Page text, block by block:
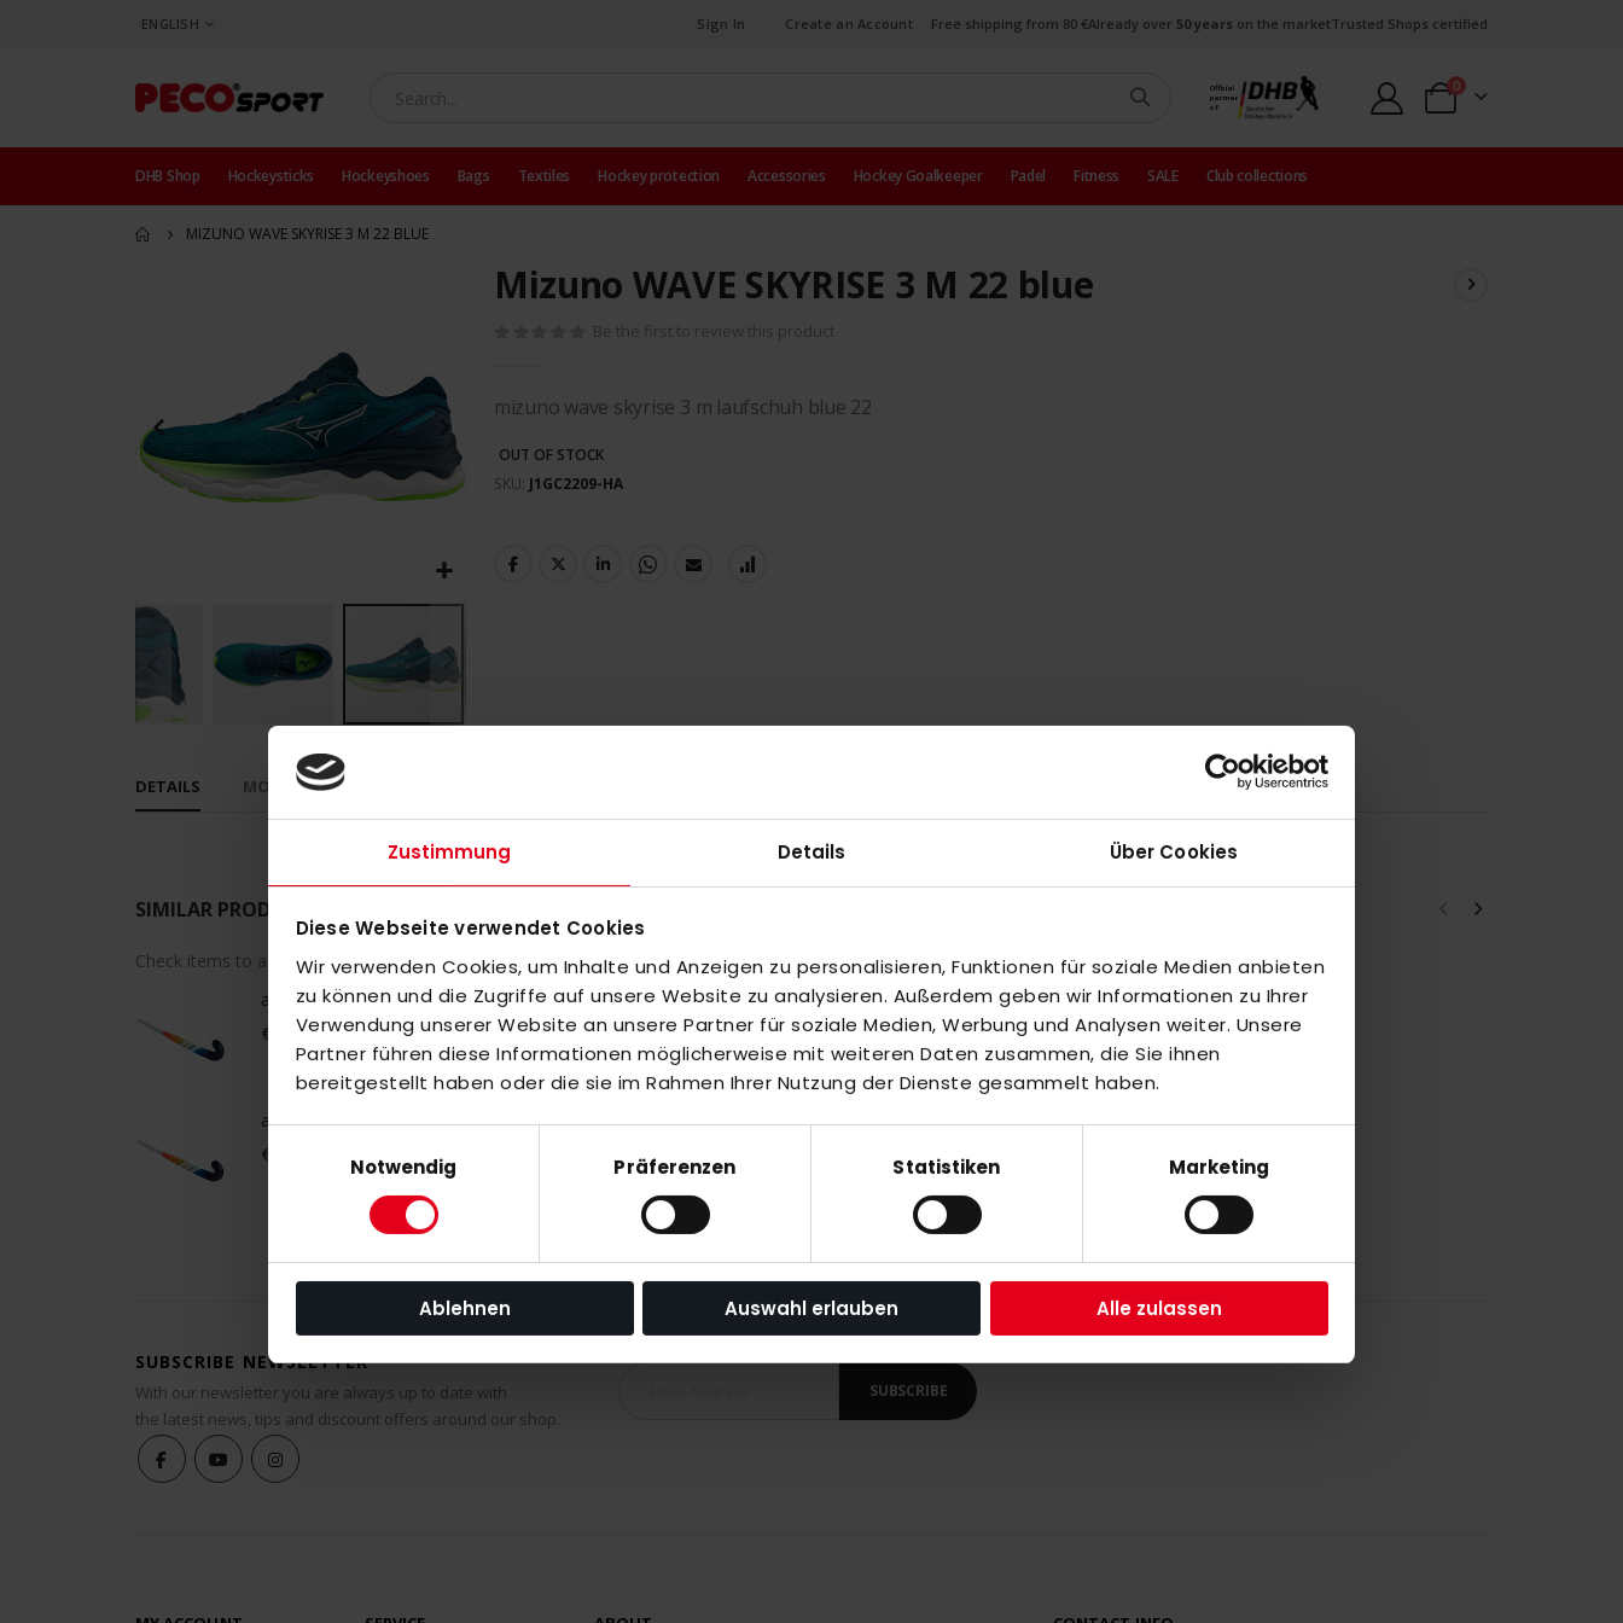
Zustimmung Details Über Cookies
Diese Webseite verwendet Cookies
Wir verwenden Cookies, um Inhalte und Anzeigen zu personalisieren, Funktionen für soziale Medien anbieten
zu können und die Zugriffe auf unsere Website zu analysieren. Außerdem geben wir Informationen zu Ihrer
Verwendung unserer Website an unsere Partner für soziale Medien, Werbung und Analysen weiter. Unsere
Partner führen diese Informationen möglicherweise mit weiteren Daten zusammen, die Sie ihnen
bereitgestellt haben oder die sie im Rahmen Ihrer Nutzung der Dienste gesammelt haben.
Notwendig
Präferenzen Statistiken Marketing
Ablehnen Auswahl erlauben Alle zulassen
LANGUAGE
ENGLISH Sign In Create an Account Free shipping from 80 €Already over 50 years on the marketTrusted Shops certified
Official
partner
of
Cart
0items
DHB Shop Hockeysticks Hockeyshoes Bags Textiles Hockey protection Accessories Hockey Goalkeeper Padel Fitness SALE Club collections
MIZUNO WAVE SKYRISE 3 M 22 BLUE
the
images
gallery
the
images
Mizuno WAVE SKYRISE 3 M 22 blue
Be the first to review this product
mizuno wave skyrise 3 m laufschuh blue 22
OUT OF STOCK
SKU J1GC2209-HA
DETAILS MORE INFORMATION
SIMILAR PRODUCTS
Check items to add to the cart orselect all
adidas Estro .20 LE 26/27 WorldCup
€75.00
adidas Chaosfury .40 LE 26/27 WorldCup
€140.00
SUBSCRIBE NEWSLETTER
With our newsletter you are always up to date with
the latest news, tips and discount offers around our shop.
SUBSCRIBE